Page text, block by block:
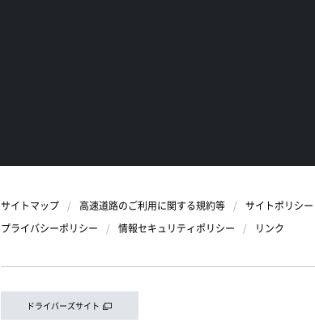
サイトマップ 高速道路のご利用に関する規約等 サイトポリシー
プライバシーポリシー
情報セキュリティポリシー リンク
ドライバーズサイト